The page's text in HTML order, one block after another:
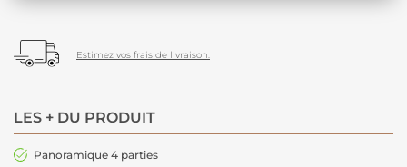
Estimez vos frais de livraison.
LES + DU PRODUIT
Panoramique 4 parties